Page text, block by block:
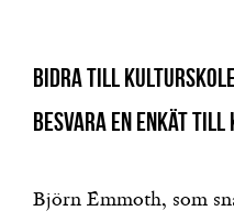
Bidra till
besvara en enkät
Björn Emmoth, som